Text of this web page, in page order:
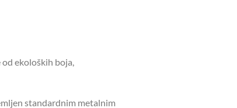
ekoloških boja,
standardnim metalnim